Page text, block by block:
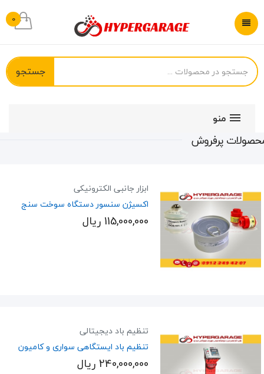
0
جستجو
منو
پرفروش
ابزار جانبی الکترونیکی
اکسیژن سنسور دستگاه سوخت سنج
115,000,000 ریال
تنظیم باد دیجیتالی
تنظیم باد ایستگاهی سواری و کامیون
240,000,000 ریال